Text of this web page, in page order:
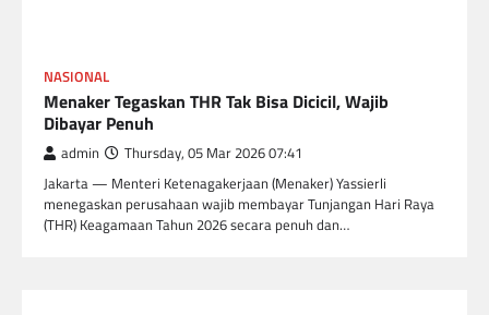
NASIONAL
Menaker Tegaskan THR Tak Bisa Dicicil, Wajib
Dibayar Penuh
admin Thursday, 05 Mar 2026 07:41
Jakarta — Menteri Ketenagakerjaan (Menaker) Yassierli
menegaskan perusahaan wajib membayar Tunjangan Hari Raya
(THR) Keagamaan Tahun 2026 secara penuh dan…